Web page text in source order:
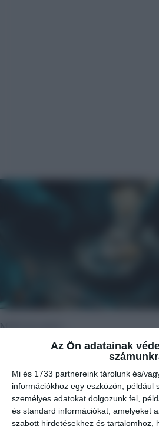
Az Ön adatainak
Mi és 1733 partnereink tárolunk és/
információkhoz egy eszközön, például
személyes adatokat dolgozunk fel,
és standard információkat, amelyeket
szabott hirdetésekhez és tartalomhoz,
Miből telt neked…